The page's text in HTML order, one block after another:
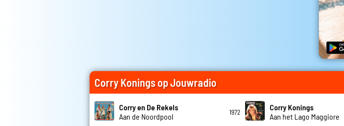
Corry Konings op Jouwradio
Corry en De Rekels
Aan de Noordpool
1972
Corry Konings
Aan het Lago Maggiore